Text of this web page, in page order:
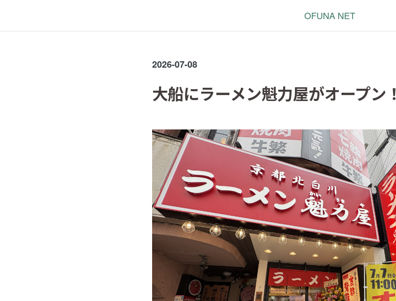
OFUNA NET
2026-07-08
大船にラーメン魁力屋がオープン！